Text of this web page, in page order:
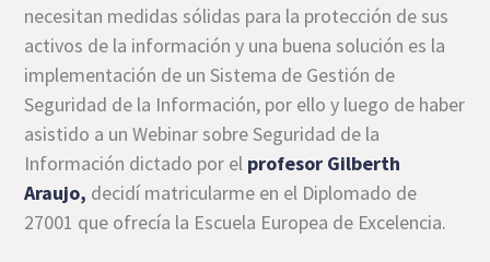
necesitan medidas sólidas para la protección de sus
activos de la información y una buena solución es la
implementación de un Sistema de Gestión de
Seguridad de la Información, por ello y luego de haber
asistido a un Webinar sobre Seguridad de la
Información dictado por el profesor Gilberth
Araujo, decidí matricularme en el Diplomado de
27001 que ofrecía la Escuela Europea de Excelencia.